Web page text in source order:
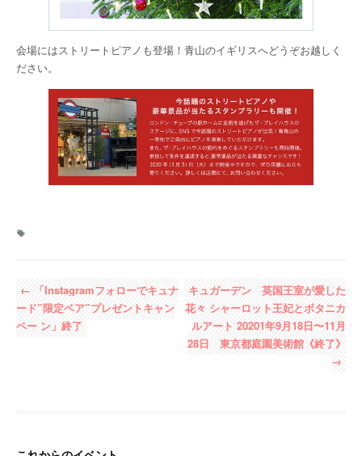
会場にはストリートピアノも登場！青山のイギリスへどうぞお越しく
ださい。
←「Instagramフォローでキュナ
ード”限定ベア”プレゼントキャン
ペー ン」終了
キュガーデン 英国王室が愛した
花々 シャーロット王妃とボタニカ
ルアート 20201年9月18日〜11月
28日 東京都庭園美術館《終了》
→